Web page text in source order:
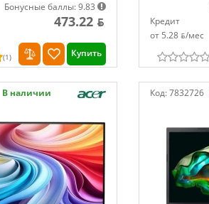
Бонусные баллы: 9.83
473.22 ƃ
(1) Купить
Кредит
от 5.28 ƃ/мec
В наличии Код:7832726